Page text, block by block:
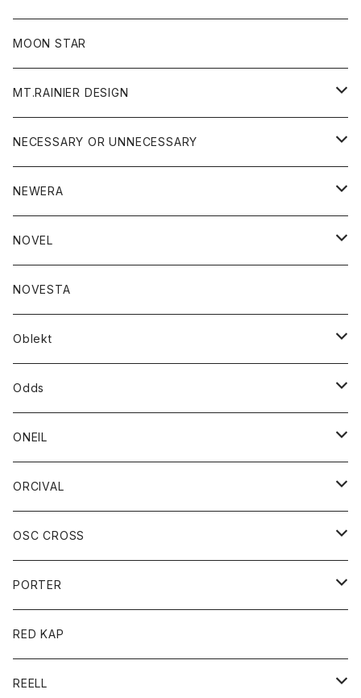
フリース
ジャケット
ニット
パンツ
帽子
MOON STAR
MT.RAINIER DESIGN
アウター
コート
ジャケット
アクセサリー
バッグ
グッズ
ウォレット
靴
トップス
ジャケット
シャツ
ボトム
ショートパンツ
パンツ
レディース
シャツ
Tシャツ
NECESSARY OR UNNECESSARY
アウター
コート
ジャケット
アクセサリー
バッグ
ブレスレット
グッズ
靴
ストール/マフラー
トップス
シャツ
シャツジャケット
ロングスリーブＴシャツ
ボトム
ショートパンツ
ジーンズ
NEWERA
帽子
NOVEL
トップス
カットソー
スエット
ボトム
NOVESTA
Oblekt
ボトム
ショートパンツ
パンツ
レディース
ボトム
Odds
帽子
ONEIL
スカート
ORCIVAL
アウター
コート
ジャケット
アクセサリー
バッグ
キッズ
Tシャツ
グッズ
OSC CROSS
ダウンジャケット
PORTER
カードホルダー
キーホルダー
RED KAP
REELL